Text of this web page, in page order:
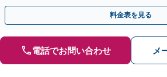
タルサポートで解決へ。まずはお気軽にご相談
料金表を見る
電話でお問い合わせ メ